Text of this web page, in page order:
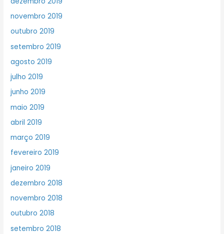
novembro 2019
outubro 2019
setembro 2019
agosto 2019
julho 2019
junho 2019
maio 2019
abril 2019
março 2019
fevereiro 2019
janeiro 2019
dezembro 2018
novembro 2018
outubro 2018
setembro 2018